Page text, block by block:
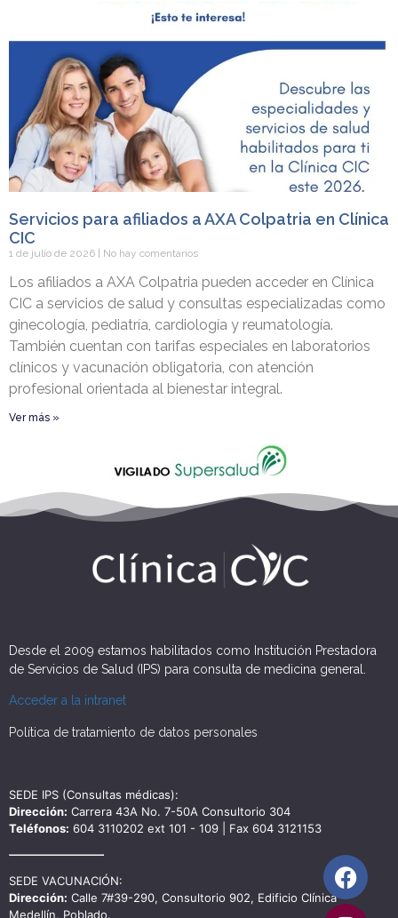
Servicios para afiliados a AXA Colpatria en Clínica
CIC
1 de julio de 2026 No hay comentarios
Los afiliados a AXA Colpatria pueden acceder en Clínica
CIC a servicios de salud y consultas especializadas como
ginecología, pediatría, cardiología y reumatología.
También cuentan con tarifas especiales en laboratorios
clínicos y vacunación obligatoria, con atención
profesional orientada al bienestar integral.
Ver más »
Desde el 2009 estamos habilitados como Institución Prestadora
de Servicios de Salud (IPS) para consulta de medicina general.
Acceder a la intranet
Política de tratamiento de datos personales
SEDE IPS (Consultas médicas):
Dirección: Carrera 43A No. 7-50A Consultorio 304
Teléfonos: 604 3110202 ext 101 - 109 | Fax 604 3121153
SEDE VACUNACIÓN:
Dirección: Calle 7#39-290, Consultorio 902, Edificio Clínica
Medellín, Poblado.